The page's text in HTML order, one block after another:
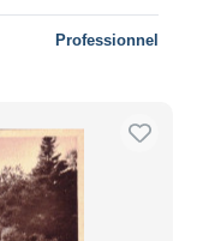
Professionnel